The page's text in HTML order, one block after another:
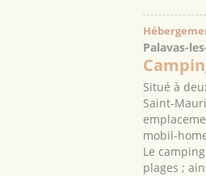
Palavas-
Situé à
Saint-
mobil-
Le
plages ;